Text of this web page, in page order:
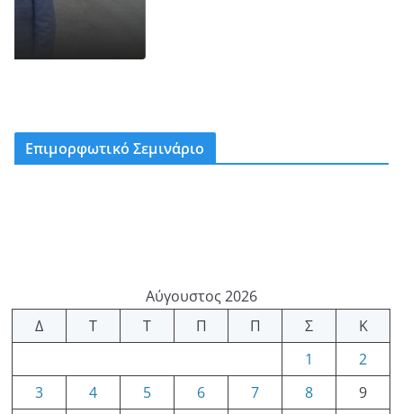
Επιμορφωτικό Σεμινάριο
Αύγουστος 2026
Δ
Τ Τ Π Π Σ
Κ
1
2
3
4 5 6 7 8
9